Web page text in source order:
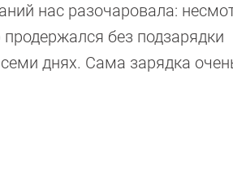
нас разочаровала:
без подзарядки
днях. Сама зарядка